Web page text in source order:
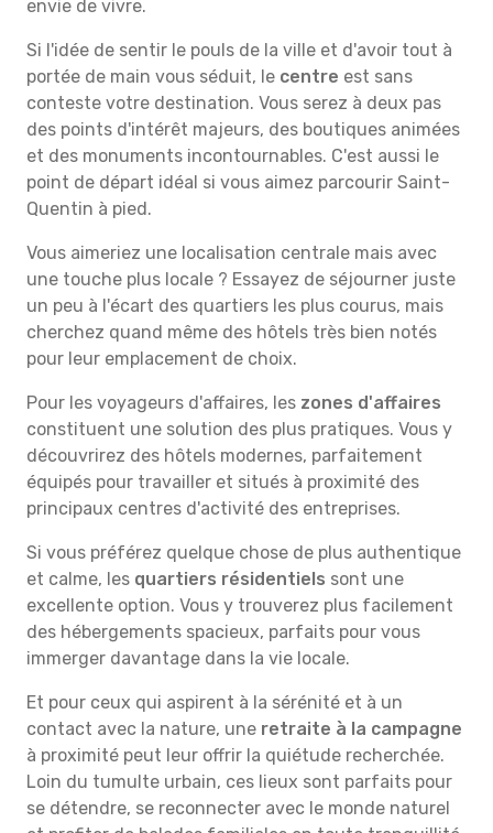
envie de vivre.
Si l'idée de sentir le pouls de la ville et d'avoir tout à
portée de main vous séduit, le centre est sans
conteste votre destination. Vous serez à deux pas
des points d'intérêt majeurs, des boutiques animées
et des monuments incontournables. C'est aussi le
point de départ idéal si vous aimez parcourir Saint-
Quentin à pied.
Vous aimeriez une localisation centrale mais avec
une touche plus locale ? Essayez de séjourner juste
un peu à l'écart des quartiers les plus courus, mais
cherchez quand même des hôtels très bien notés
pour leur emplacement de choix.
Pour les voyageurs d'affaires, les zones d'affaires
constituent une solution des plus pratiques. Vous y
découvrirez des hôtels modernes, parfaitement
équipés pour travailler et situés à proximité des
principaux centres d'activité des entreprises.
Si vous préférez quelque chose de plus authentique
et calme, les quartiers résidentiels sont une
excellente option. Vous y trouverez plus facilement
des hébergements spacieux, parfaits pour vous
immerger davantage dans la vie locale.
Et pour ceux qui aspirent à la sérénité et à un
contact avec la nature, une retraite à la campagne
à proximité peut leur offrir la quiétude recherchée.
Loin du tumulte urbain, ces lieux sont parfaits pour
se détendre, se reconnecter avec le monde naturel